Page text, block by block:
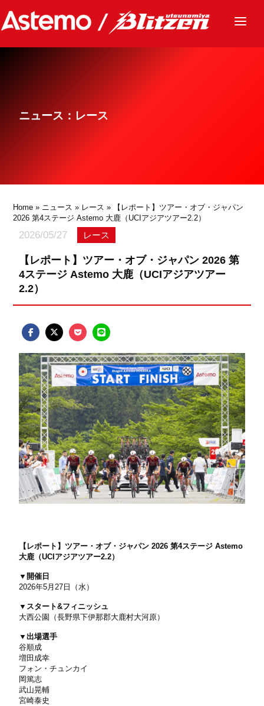
ニュース
グッズ
ニュース：レース
Home » ニュース » レース » 【レポート】ツアー・オブ・ジャパン
2026 第4ステージ Astemo 大鹿（UCIアジアツアー2.2）
2026/05/27 レース
【レポート】ツアー・オブ・ジャパン 2026 第
4ステージ Astemo 大鹿（UCIアジアツアー
2.2）
【レポート】ツアー・オブ・ジャパン 2026 第4ステージ Astemo
大鹿（UCIアジアツアー2.2）
▼開催日
2026年5月27日（水）
▼スタート&フィニッシュ
大西公園（長野県下伊那郡大鹿村大河原）
▼出場選手
谷順成
増田成幸
フォン・チュンカイ
岡篤志
武山晃輔
宮崎泰史